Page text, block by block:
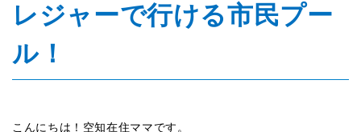
レジャーで行ける市民プー
ル！
こんにちは！空知在住ママです。